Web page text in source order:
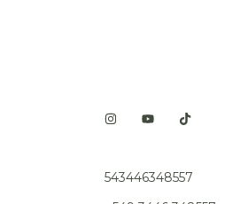
543446348557